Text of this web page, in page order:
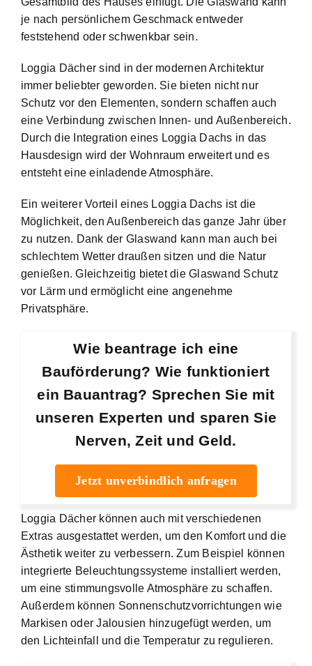
je nach persönlichem Geschmack entweder
feststehend oder schwenkbar sein.
Loggia Dächer sind in der modernen Architektur
immer beliebter geworden. Sie bieten nicht nur
Schutz vor den Elementen, sondern schaffen auch
eine Verbindung zwischen Innen- und Außenbereich.
Durch die Integration eines Loggia Dachs in das
Hausdesign wird der Wohnraum erweitert und es
entsteht eine einladende Atmosphäre.
Ein weiterer Vorteil eines Loggia Dachs ist die
Möglichkeit, den Außenbereich das ganze Jahr über
zu nutzen. Dank der Glaswand kann man auch bei
schlechtem Wetter draußen sitzen und die Natur
genießen. Gleichzeitig bietet die Glaswand Schutz
vor Lärm und ermöglicht eine angenehme
Privatsphäre.
Wie beantrage ich eine
Bauförderung? Wie funktioniert
ein Bauantrag? Sprechen Sie mit
unseren Experten und sparen Sie
Nerven, Zeit und Geld.
Jetzt unverbindlich anfragen
Loggia Dächer können auch mit verschiedenen
Extras ausgestattet werden, um den Komfort und die
Ästhetik weiter zu verbessern. Zum Beispiel können
integrierte Beleuchtungssysteme installiert werden,
um eine stimmungsvolle Atmosphäre zu schaffen.
Außerdem können Sonnenschutzvorrichtungen wie
Markisen oder Jalousien hinzugefügt werden, um
den Lichteinfall und die Temperatur zu regulieren.